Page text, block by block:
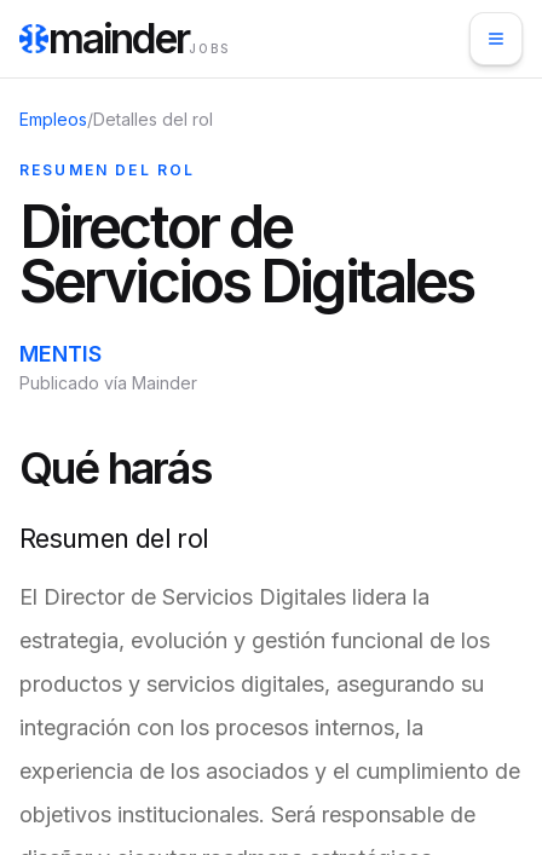
mainderJOBS
Empleos/Detalles del rol
RESUMEN DEL ROL
Director de
Servicios Digitales
MENTIS
Publicado vía Mainder
Qué harás
Resumen del rol
El Director de Servicios Digitales lidera la
estrategia, evolución y gestión funcional de los
productos y servicios digitales, asegurando su
integración con los procesos internos, la
experiencia de los asociados y el cumplimiento de
objetivos institucionales. Será responsable de